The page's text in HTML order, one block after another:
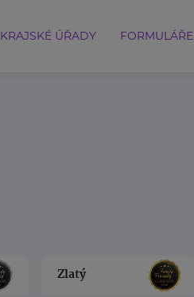
KRAJSKÉ ÚŘADY FORMULÁŘE
Zlatý